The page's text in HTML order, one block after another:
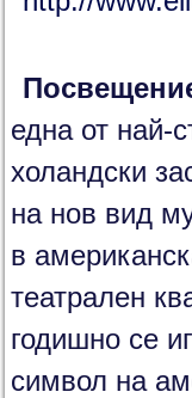
една от най-
холандски
на нов вид
в
театрален
годишно се
символ на